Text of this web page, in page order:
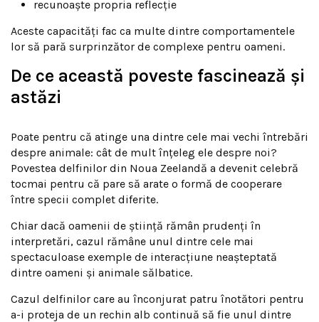
recunoaște propria reflecție
Aceste capacități fac ca multe dintre comportamentele
lor să pară surprinzător de complexe pentru oameni.
De ce această poveste fascinează și
astăzi
Poate pentru că atinge una dintre cele mai vechi întrebări
despre animale: cât de mult înțeleg ele despre noi?
Povestea delfinilor din Noua Zeelandă a devenit celebră
tocmai pentru că pare să arate o formă de cooperare
între specii complet diferite.
Chiar dacă oamenii de știință rămân prudenți în
interpretări, cazul rămâne unul dintre cele mai
spectaculoase exemple de interacțiune neașteptată
dintre oameni și animale sălbatice.
Cazul delfinilor care au înconjurat patru înotători pentru
a-i proteja de un rechin alb continuă să fie unul dintre